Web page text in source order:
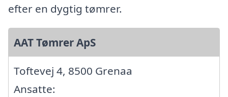
efter en dygtig tømrer.
AAT Tømrer ApS
Toftevej 4, 8500 Grenaa
Ansatte: